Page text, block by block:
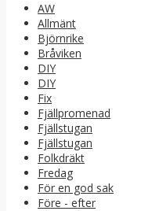
AW
Allmänt
Björnrike
Bråviken
DIY
DIY
Fix
Fjällpromenad
Fjällstugan
Fjällstugan
Folkdräkt
Fredag
För en god sak
Före - efter